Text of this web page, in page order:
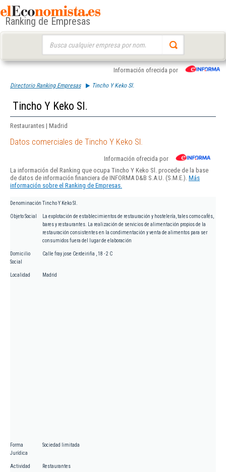
Ranking de Empresas
Información ofrecida por
Directorio Ranking Empresas Tincho Y Keko Sl.
Tincho Y Keko Sl.
Restaurantes | Madrid
Datos comerciales de Tincho Y Keko Sl.
Información ofrecida por
La información del Ranking que ocupa Tincho Y Keko Sl. procede de la base
de datos de información financiera de INFORMA D&B S.A.U. (S.M.E.). Más
información sobre el Ranking de Empresas.
Denominación Tincho Y Keko Sl.
Objeto Social
La explotación de establecimientos de restauración y hostelería, tales como cafés,
bares y restaurantes. La realización de servicios de alimentación propios de la
restauración consistentes en la condimentación y venta de alimentos para ser
consumidos fuera del lugar de elaboración
Domicilio
Social
Calle fray jose Cerdeiriña , 18 - 2 C
Localidad Madrid
Forma
Jurídica
Sociedad limitada
Actividad Restaurantes